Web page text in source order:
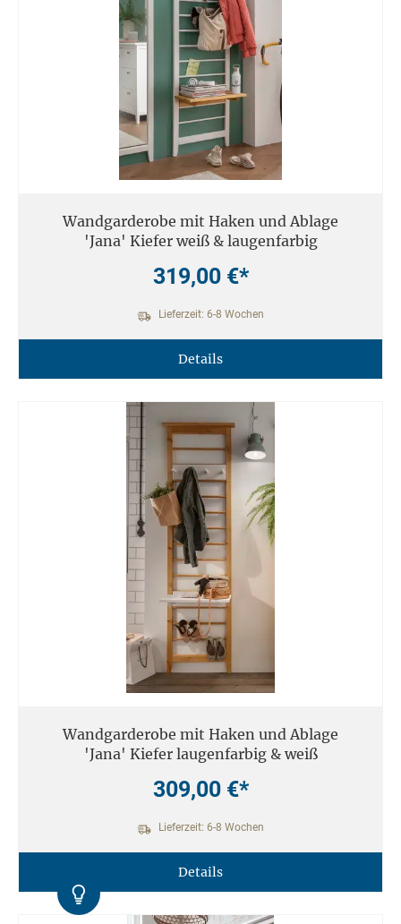
Wandgarderobe mit Haken und Ablage
'Jana' Kiefer weiß & laugenfarbig
319,00 €*
Lieferzeit: 6-8 Wochen
Details
Wandgarderobe mit Haken und Ablage
'Jana' Kiefer laugenfarbig & weiß
309,00 €*
Lieferzeit: 6-8 Wochen
Details
Kontrast